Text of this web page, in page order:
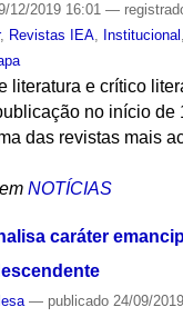
12/2019 16:01 —
, Revistas IEA, Institucional ,
literatura e crítico
no início de
das revistas mais
NOTÍCIAS
caráter
— publicado24/09/2019